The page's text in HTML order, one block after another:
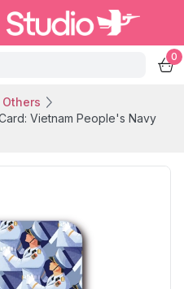
0
Others
Vietnam People's Navy